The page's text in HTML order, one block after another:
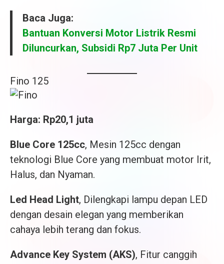
Baca Juga:
Bantuan Konversi Motor Listrik Resmi
Diluncurkan, Subsidi Rp7 Juta Per Unit
Fino 125
Harga: Rp20,1 juta
Blue Core 125cc, Mesin 125cc dengan
teknologi Blue Core yang membuat motor Irit,
Halus, dan Nyaman.
Led Head Light, Dilengkapi lampu depan LED
dengan desain elegan yang memberikan
cahaya lebih terang dan fokus.
Advance Key System (AKS), Fitur canggih